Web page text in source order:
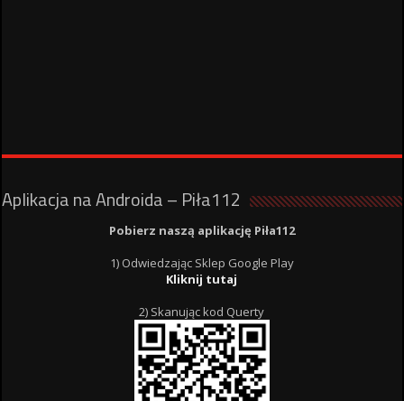
Aplikacja na Androida – Piła112
Pobierz naszą aplikację Piła112
1) Odwiedzając Sklep Google Play
Kliknij tutaj
2) Skanując kod Querty